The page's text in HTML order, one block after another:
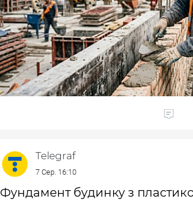
Telegraf
7 Сер. 16:10
Фундамент будинку з